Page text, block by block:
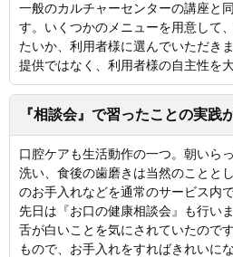
一般のカルチャーセンターの講座と
す。いくつかのメニューを用意して
たいか、利用者様に選んでいただき
提供ではなく、利用者様の自主性を
『相談会』で習ったことの実践
口腔ケアも生活動作の一つ。朝いら
洗い、食後の歯磨きは当然のことと
のお手入れなどを通常のサービス内
先日は『お口の健康相談会』も行い
舌が白いことを気にされていたので
もので、お手入れをすればきれいに